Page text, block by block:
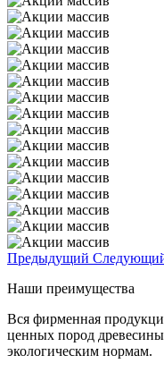
Предыдущий
Наши преимущества
Вся фирменная
ценных пород
экологическим нормам.